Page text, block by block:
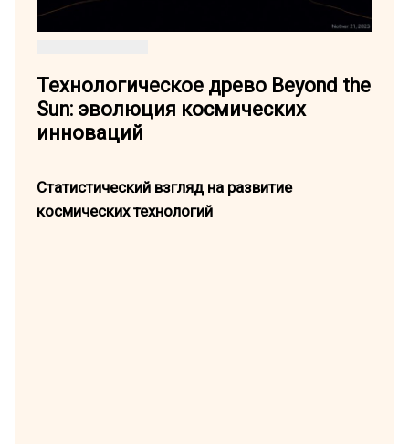
Технологическое древо Beyond the
Sun: эволюция космических
инноваций
Статистический взгляд на развитие
космических технологий